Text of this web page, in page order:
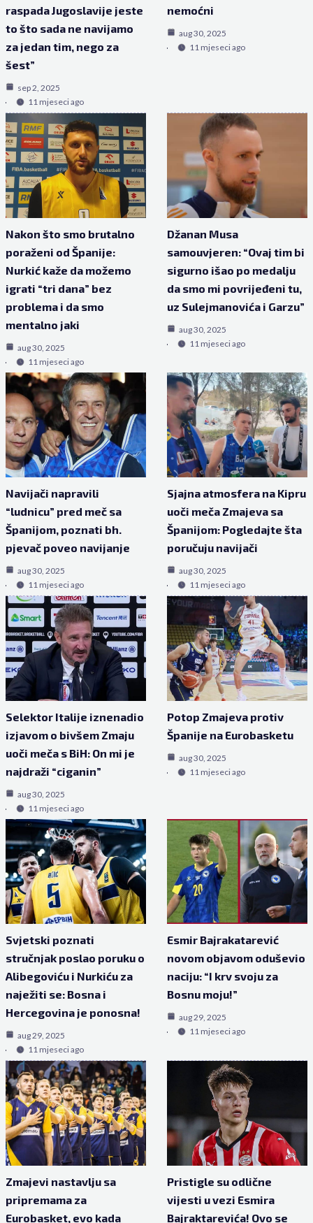
raspada Jugoslavije jeste
to što sada ne navijamo
za jedan tim, nego za
šest”
sep 2, 2025
11 mjeseci ago
nemoćni
aug 30, 2025
11 mjeseci ago
Nakon što smo brutalno
poraženi od Španije:
Nurkić kaže da možemo
igrati “tri dana” bez
problema i da smo
mentalno jaki
aug 30, 2025
11 mjeseci ago
Džanan Musa
samouvjeren: “Ovaj tim bi
sigurno išao po medalju
da smo mi povrijeđeni tu,
uz Sulejmanovića i Garzu”
aug 30, 2025
11 mjeseci ago
Navijači napravili
“ludnicu” pred meč sa
Španijom, poznati bh.
pjevač poveo navijanje
aug 30, 2025
11 mjeseci ago
Sjajna atmosfera na Kipru
uoči meča Zmajeva sa
Španijom: Pogledajte šta
poručuju navijači
aug 30, 2025
11 mjeseci ago
Selektor Italije iznenadio
izjavom o bivšem Zmaju
uoči meča s BiH: On mi je
najdraži “ciganin”
aug 30, 2025
11 mjeseci ago
Potop Zmajeva protiv
Španije na Eurobasketu
aug 30, 2025
11 mjeseci ago
Svjetski poznati
stručnjak poslao poruku o
Alibegoviću i Nurkiću za
naježiti se: Bosna i
Hercegovina je ponosna!
aug 29, 2025
11 mjeseci ago
Esmir Bajrakatarević
novom objavom oduševio
naciju: “I krv svoju za
Bosnu moju!”
aug 29, 2025
11 mjeseci ago
Zmajevi nastavlju sa
pripremama za
Eurobasket, evo kada
Pristigle su odlične
vijesti u vezi Esmira
Bajraktarevića! Ovo se